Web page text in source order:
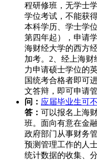
程研修班，无学士
学位考试，不能获
本科学历、学士学
第四年起），申请
海财经大学的西方
加考。2、经上海
力申请硕士学位的
国统考合格者即可
文答辩，即可申请
问： 应届毕业生可
答： 可以报名上海
班。面向有意在金
政府部门从事财务
预测管理工作的人
统计数据的收集、